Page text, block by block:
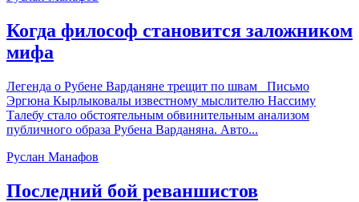
Когда философ становится заложником
мифа
Легенда о Рубене Варданяне трещит по швам Письмо
Эргюна Кырлыковалы известному мыслителю Нассиму
Талебу стало обстоятельным обвинительным анализом
публичного образа Рубена Варданяна. Авто...
Руслан Манафов
Последний бой реваншистов